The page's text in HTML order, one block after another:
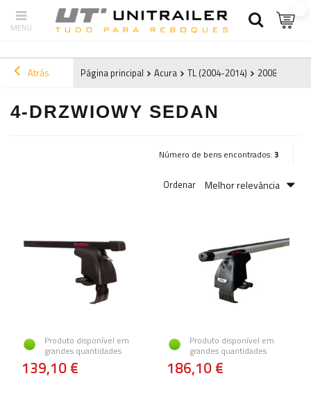
Atrás Página principal Acura TL (2004-2014) 2008
4-DRZWIOWY SEDAN
Número de bens encontrados: 3
Ordenar Melhor relevância
Produto disponível em
grandes quantidades
139,10 €
Produto disponível em
grandes quantidades
186,10 €